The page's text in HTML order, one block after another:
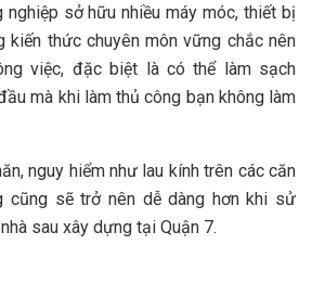
sở hữu nhiều máy móc, thiết bị
kiến thức chuyên môn vững chắc nên
việc, đặc biệt là có thể làm sạch
mà khi làm thủ công bạn không làm
nguy hiểm như lau kính trên các căn
cũng sẽ trở nên dễ dàng hơn khi sử
sau xây dựng tại Quận 7.